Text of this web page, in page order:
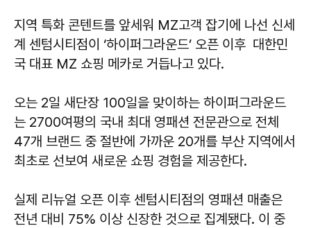
지역 특화 콘텐트를 앞세워 MZ고객 잡기에 나선 신세
계 센텀시티점이 ‘하이퍼그라운드’ 오픈 이후 대한민
국 대표 MZ 쇼핑 메카로 거듭나고 있다.
오는 2일 새단장 100일을 맞이하는 하이퍼그라운드
는 2700여평의 국내 최대 영패션 전문관으로 전체
47개 브랜드 중 절반에 가까운 20개를 부산 지역에서
최초로 선보여 새로운 쇼핑 경험을 제공한다.
실제 리뉴얼 오픈 이후 센텀시티점의 영패션 매출은
전년 대비 75% 이상 신장한 것으로 집계됐다. 이 중